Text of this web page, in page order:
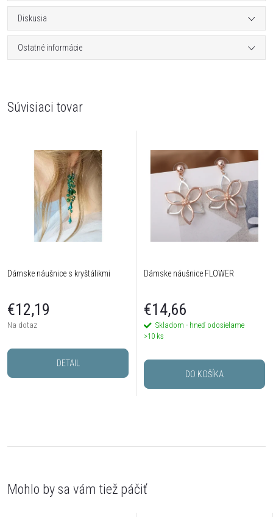
Diskusia
Ostatné informácie
Súvisiaci tovar
Dámske náušnice s kryštálikmi
€12,19
Na dotaz
DETAIL
Dámske náušnice FLOWER
€14,66
Skladom - hneď odosielame
>10 ks
DO KOŠÍKA